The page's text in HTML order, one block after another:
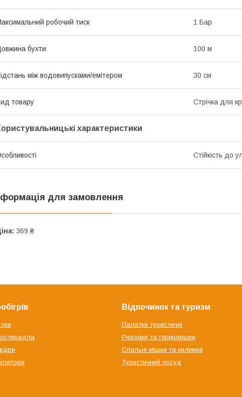
робочий тиск 1 Бар
бухти 100 м
між водовипусками/емітером 30 см
товару Стрічка для
характеристики
Стійкість до
для замовлення
369 ₴
Відпочинок та туризм
Палатки туристичні
Рюкзаки та гермомішки
Спальні мішки та килимки
Туристичний посуд